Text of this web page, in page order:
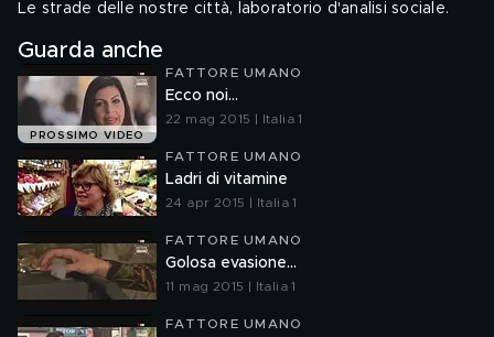
Le strade delle nostre città, laboratorio d'analisi sociale.
Guarda anche
PROSSIMO VIDEO
FATTORE UMANO
Ecco noi...
22 mag 2015 | Italia 1
FATTORE UMANO
Ladri di vitamine
24 apr 2015 | Italia 1
FATTORE UMANO
Golosa evasione...
11 mag 2015 | Italia 1
FATTORE UMANO